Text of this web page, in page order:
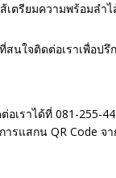
เตรียมความพร้อมลำ
นใจติดต่อเราเพื่อปรึ
เราได้ที่ 081-255-
รแสกน QR Code จ